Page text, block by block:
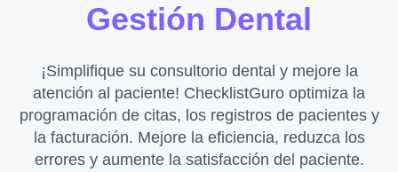
Gestión Dental
¡Simplifique su consultorio dental y mejore la
atención al paciente! ChecklistGuro optimiza la
programación de citas, los registros de pacientes y
la facturación. Mejore la eficiencia, reduzca los
errores y aumente la satisfacción del paciente.